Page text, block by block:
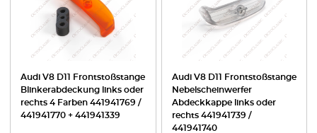
Audi V8 D11 Frontstoßstange
Blinkerabdeckung links oder
rechts 4 Farben 441941769 /
441941770 + 441941339
Audi V8 D11 Frontstoßstange
Nebelscheinwerfer
Abdeckkappe links oder
rechts 441941739 /
441941740